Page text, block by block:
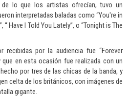
lo que los artistas ofrecían, tuvo un
interpretadas baladas como “You're in
“ Have I Told You Lately”, o “Tonight is The
recibidas por la audiencia fue “Forever
que en esta ocasión fue realizada con un
por tres de las chicas de la banda, y
celta de los británicos, con imágenes de
gigante.